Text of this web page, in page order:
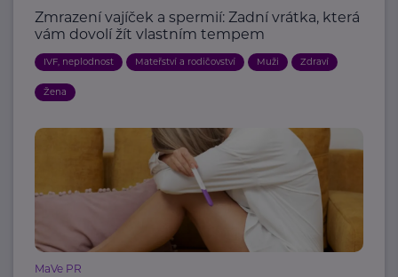
Zmrazení vajíček a spermií: Zadní vrátka, která
vám dovolí žít vlastním tempem
IVF, neplodnost Mateřství a rodičovství Muži Zdraví
Žena
MaVe PR